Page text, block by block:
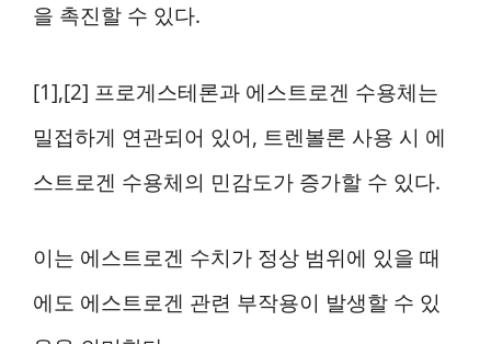
을 촉진할 수 있다.
[1],[2] 프로게스테론과 에스트로겐 수용체는
밀접하게 연관되어 있어, 트렌볼론 사용 시 에
스트로겐 수용체의 민감도가 증가할 수 있다.
이는 에스트로겐 수치가 정상 범위에 있을 때
에도 에스트로겐 관련 부작용이 발생할 수 있